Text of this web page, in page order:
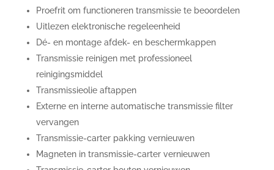
Proefrit om functioneren transmissie te beoordelen
Uitlezen elektronische regeleenheid
Dé- en montage afdek- en beschermkappen
Transmissie reinigen met professioneel
reinigingsmiddel
Transmissieolie aftappen
Externe en interne automatische transmissie filter
vervangen
Transmissie-carter pakking vernieuwen
Magneten in transmissie-carter vernieuwen